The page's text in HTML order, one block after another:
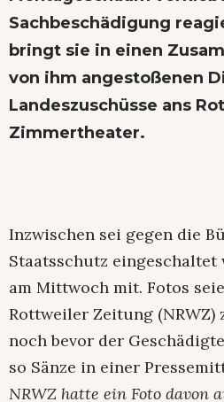
Sachbeschädigung
bringt sie in einen
von ihm angestoßenen
Landeszuschüsse ans
Zimmertheater.
Inzwischen sei gegen die
Staatsschutz eingeschaltet
am Mittwoch mit. Fotos
Rottweiler Zeitung (NRWZ)
noch bevor der
so Sänze in einer
NRWZ hatte ein Foto davon